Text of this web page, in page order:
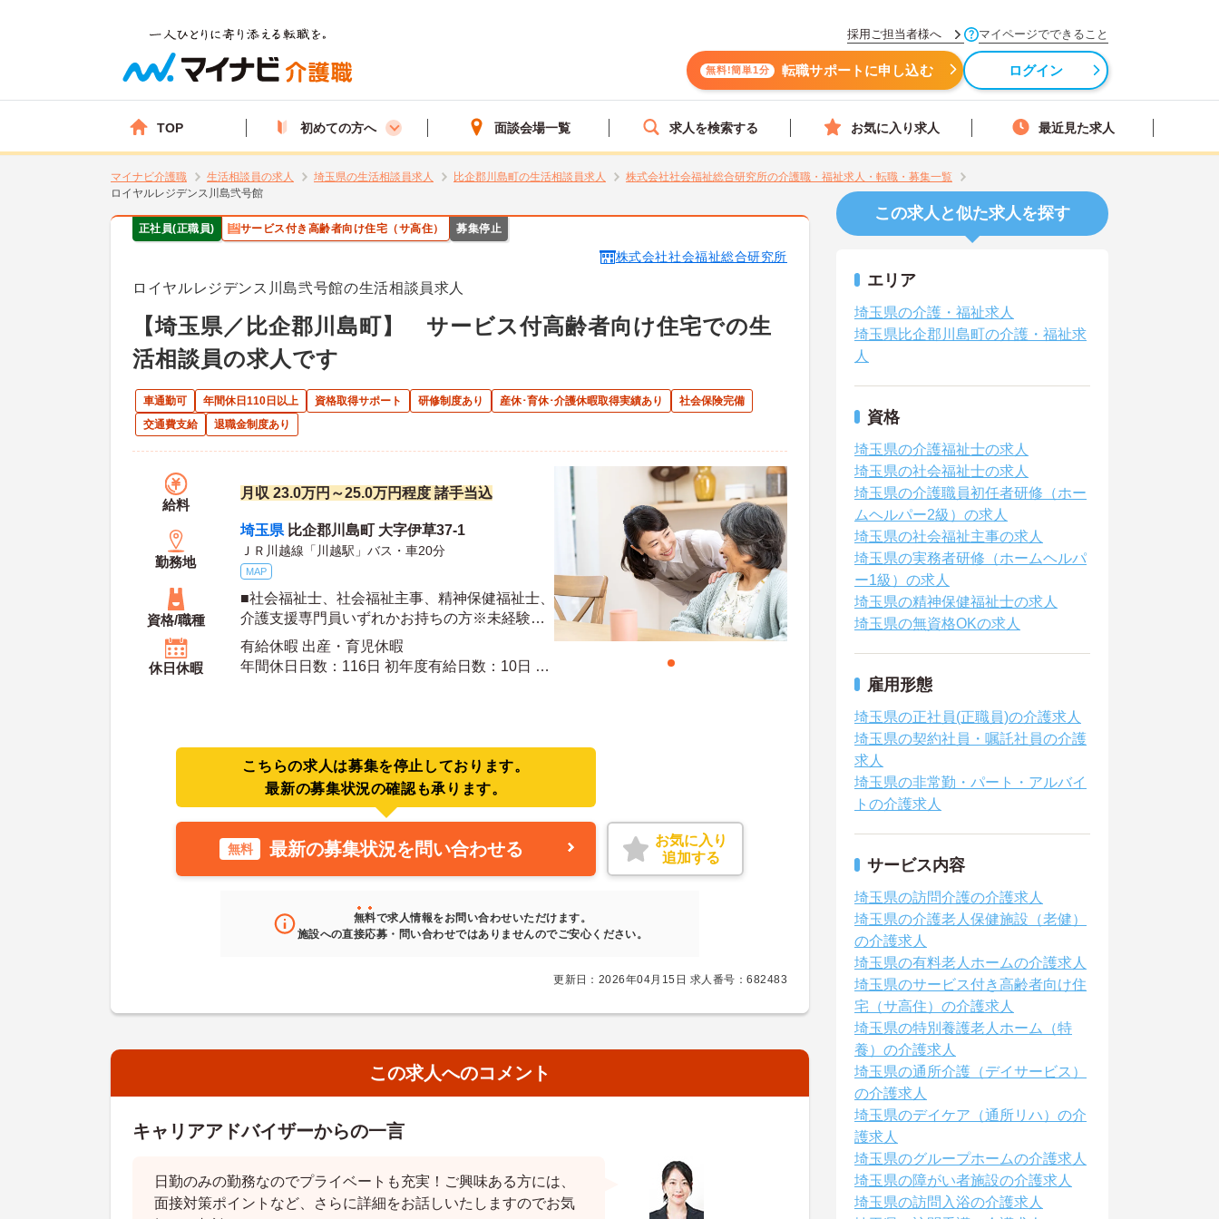
採用ご担当者様へ マイページでできること
無料!簡単1分 転職サポートに申し込む ログイン
TOP 初めての方へ 面談会場一覧 求人を検索する お気に入り求人 最近見た求人
マイナビ介護職 生活相談員の求人 埼玉県の生活相談員求人 比企郡川島町の生活相談員求人
株式会社社会福祉総合研究所の介護職・福祉求人・転職・募集一覧
ロイヤルレジデンス川島弐号館
正社員(正職員) サービス付き高齢者向け住宅（サ高住） 募集停止
株式会社社会福祉総合研究所
ロイヤルレジデンス川島弐号館の生活相談員求人
【埼玉県／比企郡川島町】 サービス付高齢者向け住宅での生
活相談員の求人です
車通勤可 年間休日110日以上 資格取得サポート 研修制度あり 産休･育休･介護休暇取得実績あり
社会保険完備
交通費支給
退職金制度あり
給料
月収 23.0万円～25.0万円程度 諸手当込
勤務地
埼玉県 比企郡川島町 大字伊草37-1
ＪＲ川越線「川越駅」バス・車20分
MAP
資格/職種
■社会福祉士、社会福祉主事、精神保健福祉士、
介護支援専門員いずれかお持ちの方※未経験も
相談可 ■介護福祉士（要件あり） ■普通自動車
運転免許〈AT限定可〉※必須
休日休暇
有給休暇 出産・育児休暇
年間休日日数：116日 初年度有給日数：10日 最
こちらの求人は募集を停止しております。
最新の募集状況の確認も承ります。
無料 最新の募集状況を問い合わせる
お気に入り
追加する
無料で求人情報をお問い合わせいただけます。
施設への直接応募・問い合わせではありませんのでご安心ください。
更新日：2026年04月15日 求人番号：682483
この求人へのコメント
キャリアアドバイザーからの一言
日勤のみの勤務なのでプライベートも充実！ご興味ある方には、
面接対策ポイントなど、さらに詳細をお話しいたしますのでお気
この求人と似た求人を探す
エリア
埼玉県の介護・福祉求人
埼玉県比企郡川島町の介護・福祉求
人
資格
埼玉県の介護福祉士の求人
埼玉県の社会福祉士の求人
埼玉県の介護職員初任者研修（ホー
ムヘルパー2級）の求人
埼玉県の社会福祉主事の求人
埼玉県の実務者研修（ホームヘルパ
ー1級）の求人
埼玉県の精神保健福祉士の求人
埼玉県の無資格OKの求人
雇用形態
埼玉県の正社員(正職員)の介護求人
埼玉県の契約社員・嘱託社員の介護
求人
埼玉県の非常勤・パート・アルバイ
トの介護求人
サービス内容
埼玉県の訪問介護の介護求人
埼玉県の介護老人保健施設（老健）
の介護求人
埼玉県の有料老人ホームの介護求人
埼玉県のサービス付き高齢者向け住
宅（サ高住）の介護求人
埼玉県の特別養護老人ホーム（特
養）の介護求人
埼玉県の通所介護（デイサービス）
の介護求人
埼玉県のデイケア（通所リハ）の介
護求人
埼玉県のグループホームの介護求人
埼玉県の障がい者施設の介護求人
埼玉県の訪問入浴の介護求人